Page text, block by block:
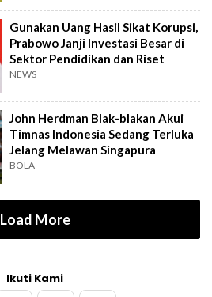
Gunakan Uang Hasil Sikat Korupsi,
Prabowo Janji Investasi Besar di
Sektor Pendidikan dan Riset
NEWS
John Herdman Blak-blakan Akui
Timnas Indonesia Sedang Terluka
Jelang Melawan Singapura
BOLA
Load More
Ikuti Kami